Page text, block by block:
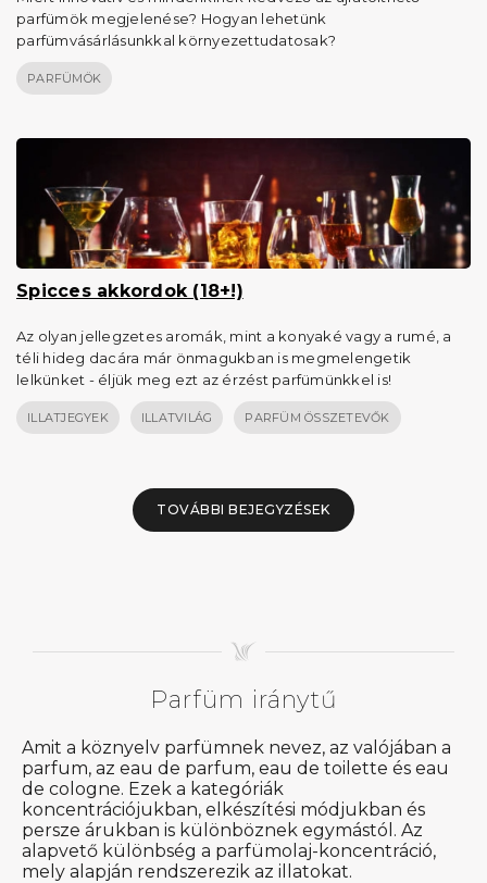
parfümök megjelenése? Hogyan lehetünk
parfümvásárlásunkkal környezettudatosak?
PARFÜMÖK
Spicces akkordok (18+!)
Az olyan jellegzetes aromák, mint a konyaké vagy a rumé, a
téli hideg dacára már önmagukban is megmelengetik
lelkünket - éljük meg ezt az érzést parfümünkkel is!
ILLATJEGYEK ILLATVILÁG PARFÜM ÖSSZETEVŐK
TOVÁBBI BEJEGYZÉSEK
Parfüm iránytű
Amit a köznyelv parfümnek nevez, az valójában a
parfum, az eau de parfum, eau de toilette és eau
de cologne. Ezek a kategóriák
koncentrációjukban, elkészítési módjukban és
persze árukban is különböznek egymástól. Az
alapvető különbség a parfümolaj-koncentráció,
mely alapján rendszerezik az illatokat.